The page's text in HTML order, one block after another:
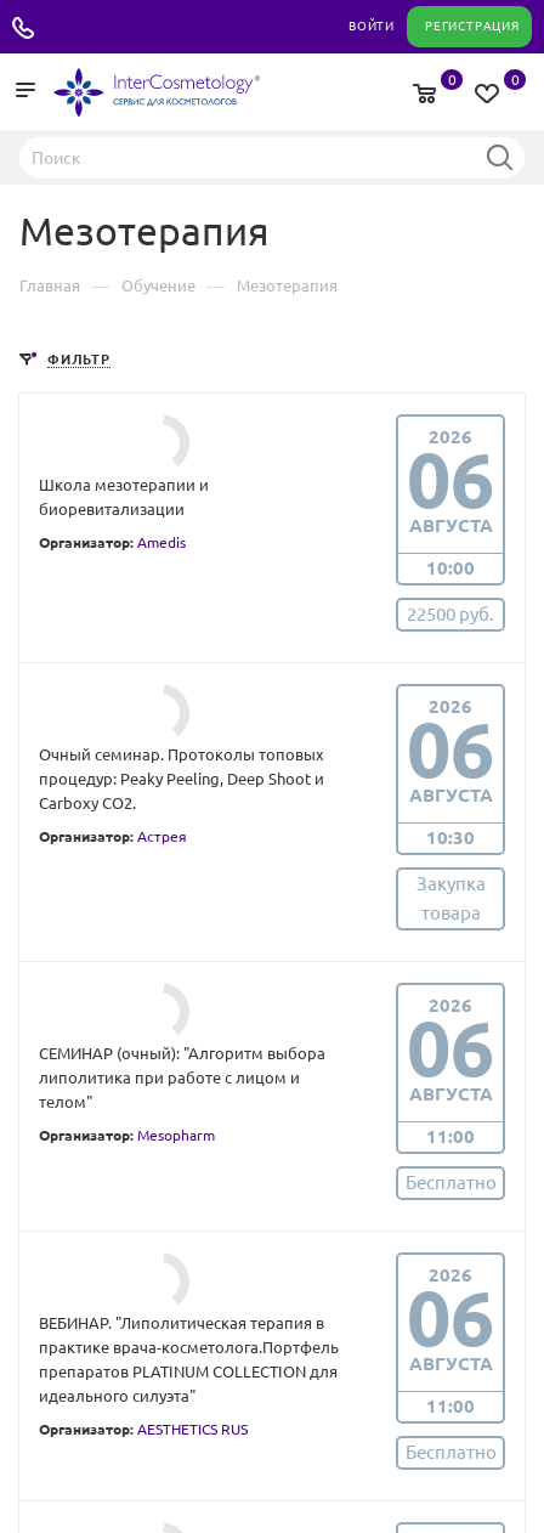
ВОЙТИ РЕГИСТРАЦИЯ
0
0
Мезотерапия
Главная — Обучение — Мезотерапия
ФИЛЬТР
Школа мезотерапии и
биоревитализации
Организатор: Amedis
2026
06
АВГУСТА
10:00
22500 руб.
Очный семинар. Протоколы топовых
процедур: Peaky Peeling, Deep Shoot и
Carboxy CO2.
Организатор: Астрея
2026
06
АВГУСТА
10:30
Закупка
товара
СЕМИНАР (очный): "Алгоритм выбора
липолитика при работе с лицом и
телом"
Организатор: Mesopharm
2026
06
АВГУСТА
11:00
Бесплатно
ВЕБИНАР. "Липолитическая терапия в
практике врача-косметолога.Портфель
препаратов PLATINUM COLLECTION для
идеального силуэта"
Организатор: AESTHETICS RUS
2026
06
АВГУСТА
11:00
Бесплатно